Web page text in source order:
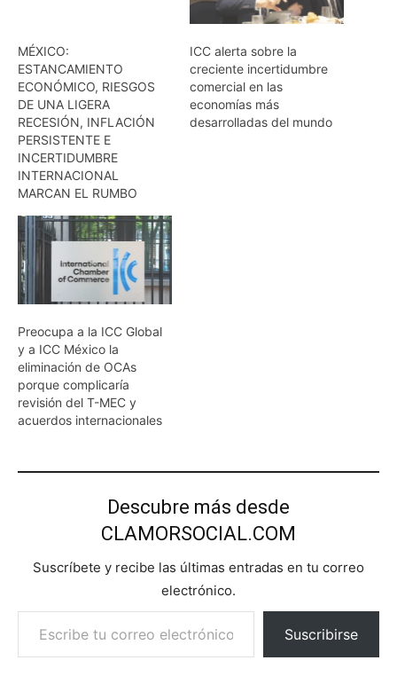
MÉXICO:
ESTANCAMIENTO
ECONÓMICO, RIESGOS
DE UNA LIGERA
RECESIÓN, INFLACIÓN
PERSISTENTE E
INCERTIDUMBRE
INTERNACIONAL
MARCAN EL RUMBO
ICC alerta sobre la
creciente incertidumbre
comercial en las
economías más
desarrolladas del mundo
Preocupa a la ICC Global
y a ICC México la
eliminación de OCAs
porque complicaría
revisión del T-MEC y
acuerdos internacionales
Descubre más desde
CLAMORSOCIAL.COM
Suscríbete y recibe las últimas entradas en tu correo
electrónico.
Escribe tu correo electrónico…
Suscribirse